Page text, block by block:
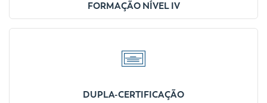
FORMAÇÃO NÍVEL IV
DUPLA-CERTIFICAÇÃO